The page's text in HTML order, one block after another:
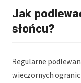
Jak
słońcu?
Regularne
wieczornych